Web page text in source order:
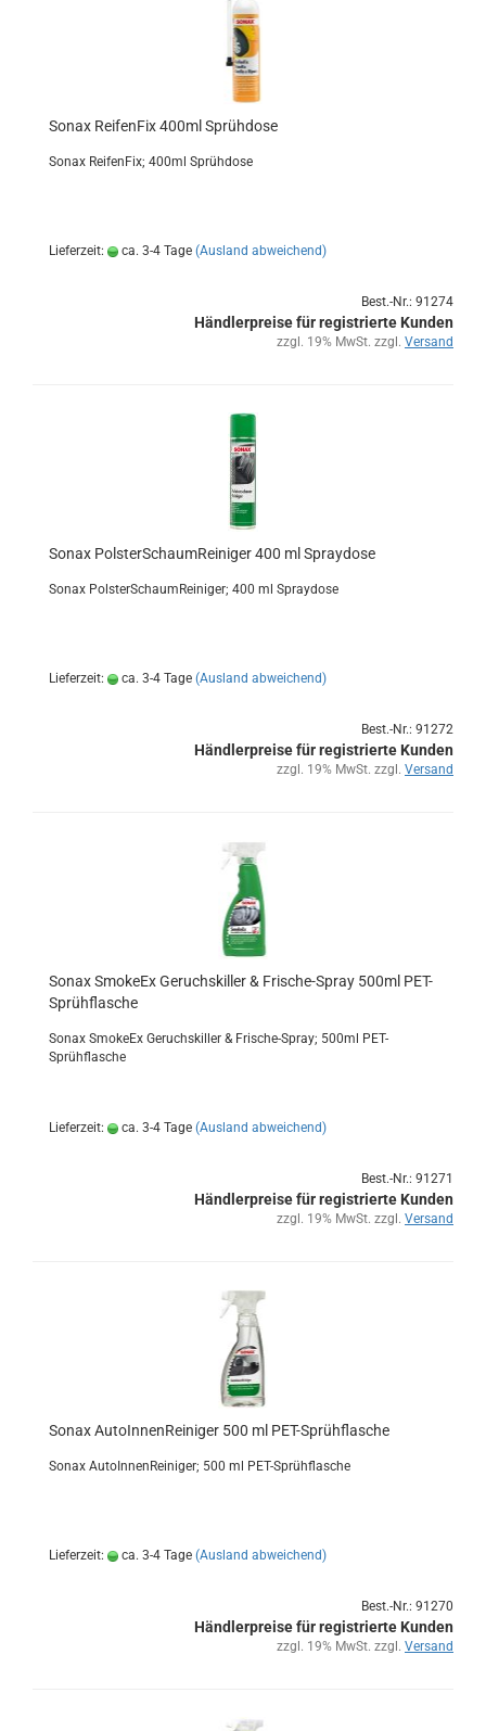
Sonax Rei­fen­Fix 400ml Sprüh­do­se
Sonax Rei­fen­Fix; 400ml Sprüh­do­se
Lieferzeit: ca. 3-4 Tage (Ausland abweichend)
Best.-Nr.: 91274
Händlerpreise für registrierte Kunden
zzgl. 19% MwSt. zzgl. Versand
Sonax Pols­ter­Schaum­Rei­ni­ger 400 ml Spray­do­se
Sonax Pols­ter­Schaum­Rei­ni­ger; 400 ml Spray­do­se
Lieferzeit: ca. 3-4 Tage (Ausland abweichend)
Best.-Nr.: 91272
Händlerpreise für registrierte Kunden
zzgl. 19% MwSt. zzgl. Versand
Sonax Smo­keEx Ge­ruchs­kil­ler & Frische-​​Spray 500ml PET-​
Sprüh­fla­sche
Sonax Smo­keEx Ge­ruchs­kil­ler & Frische-​Spray; 500ml PET-​
Sprühflasche
Lieferzeit: ca. 3-4 Tage (Ausland abweichend)
Best.-Nr.: 91271
Händlerpreise für registrierte Kunden
zzgl. 19% MwSt. zzgl. Versand
Sonax Au­to­In­nen­Rei­ni­ger 500 ml PET-​Sprüh­fla­sche
Sonax Au­to­In­nen­Rei­ni­ger; 500 ml PET-​Sprühflasche
Lieferzeit: ca. 3-4 Tage (Ausland abweichend)
Best.-Nr.: 91270
Händlerpreise für registrierte Kunden
zzgl. 19% MwSt. zzgl. Versand